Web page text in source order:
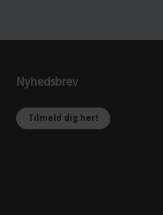
Nyhedsbrev
Tilmeld dig her!